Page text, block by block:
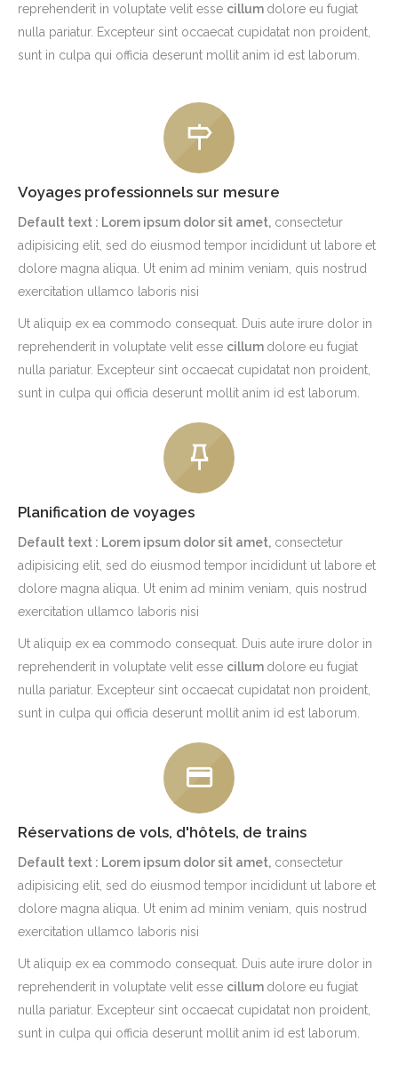
reprehenderit in voluptate velit esse cillum dolore eu fugiat
nulla pariatur. Excepteur sint occaecat cupidatat non proident,
sunt in culpa qui officia deserunt mollit anim id est laborum.
Voyages professionnels sur mesure
Default text : Lorem ipsum dolor sit amet, consectetur
adipisicing elit, sed do eiusmod tempor incididunt ut labore et
dolore magna aliqua. Ut enim ad minim veniam, quis nostrud
exercitation ullamco laboris nisi
Ut aliquip ex ea commodo consequat. Duis aute irure dolor in
reprehenderit in voluptate velit esse cillum dolore eu fugiat
nulla pariatur. Excepteur sint occaecat cupidatat non proident,
sunt in culpa qui officia deserunt mollit anim id est laborum.
Planification de voyages
Default text : Lorem ipsum dolor sit amet, consectetur
adipisicing elit, sed do eiusmod tempor incididunt ut labore et
dolore magna aliqua. Ut enim ad minim veniam, quis nostrud
exercitation ullamco laboris nisi
Ut aliquip ex ea commodo consequat. Duis aute irure dolor in
reprehenderit in voluptate velit esse cillum dolore eu fugiat
nulla pariatur. Excepteur sint occaecat cupidatat non proident,
sunt in culpa qui officia deserunt mollit anim id est laborum.
Réservations de vols, d'hôtels, de trains
Default text : Lorem ipsum dolor sit amet, consectetur
adipisicing elit, sed do eiusmod tempor incididunt ut labore et
dolore magna aliqua. Ut enim ad minim veniam, quis nostrud
exercitation ullamco laboris nisi
Ut aliquip ex ea commodo consequat. Duis aute irure dolor in
reprehenderit in voluptate velit esse cillum dolore eu fugiat
nulla pariatur. Excepteur sint occaecat cupidatat non proident,
sunt in culpa qui officia deserunt mollit anim id est laborum.